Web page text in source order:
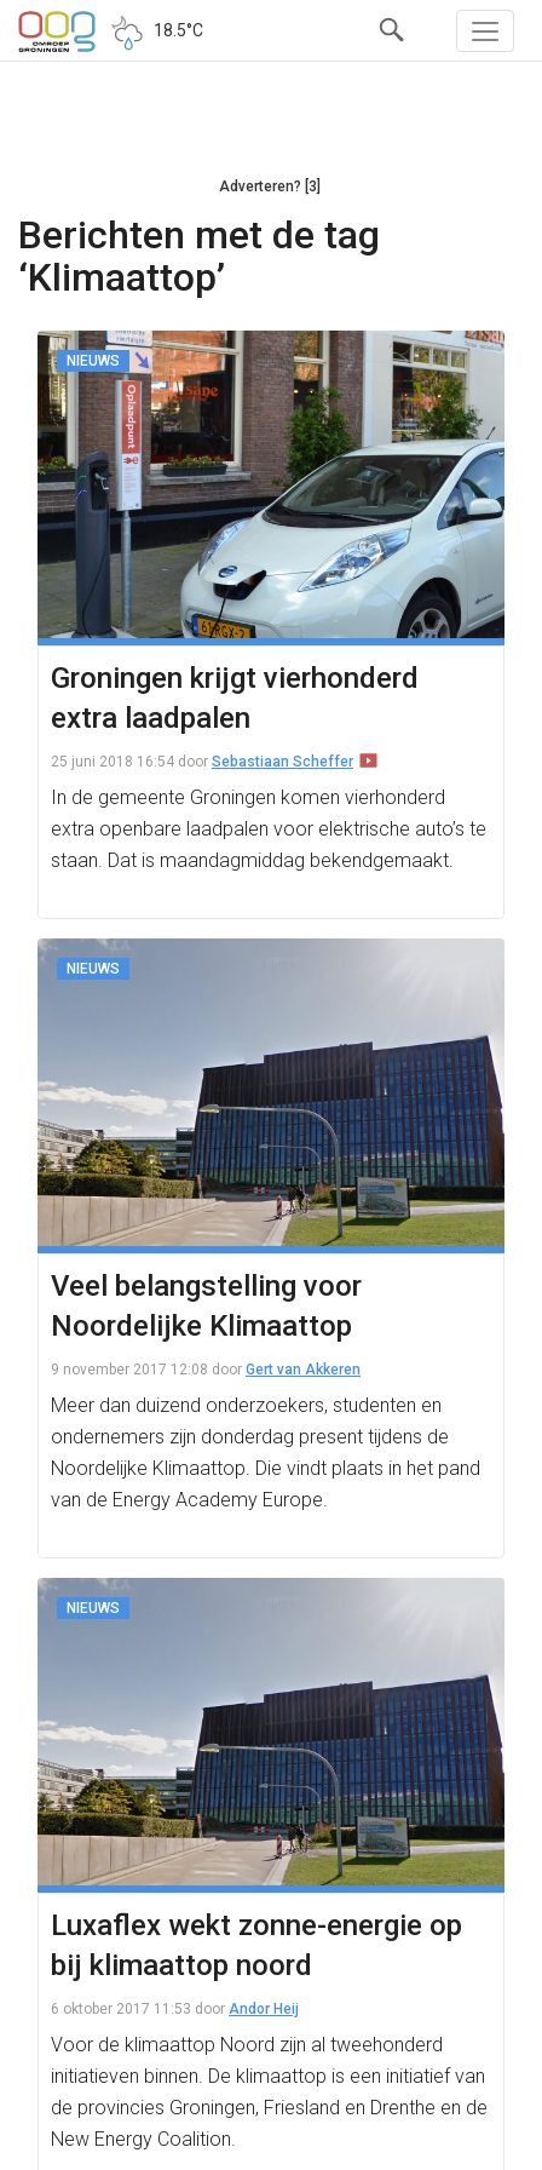
18.5°C
Adverteren? [3]
Berichten met de tag
‘Klimaattop’
NIEUWS
Groningen krijgt vierhonderd
extra laadpalen
25 juni 2018 16:54 door Sebastiaan Scheffer
In de gemeente Groningen komen vierhonderd
extra openbare laadpalen voor elektrische auto’s te
staan. Dat is maandagmiddag bekendgemaakt.
NIEUWS
Veel belangstelling voor
Noordelijke Klimaattop
9 november 2017 12:08 door Gert van Akkeren
Meer dan duizend onderzoekers, studenten en
ondernemers zijn donderdag present tijdens de
Noordelijke Klimaattop. Die vindt plaats in het pand
van de Energy Academy Europe.
NIEUWS
Luxaflex wekt zonne-energie op
bij klimaattop noord
6 oktober 2017 11:53 door Andor Heij
Voor de klimaattop Noord zijn al tweehonderd
initiatieven binnen. De klimaattop is een initiatief van
de provincies Groningen, Friesland en Drenthe en de
New Energy Coalition.